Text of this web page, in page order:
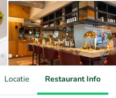
Locatie Restaurant Info